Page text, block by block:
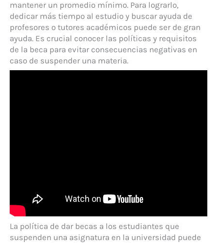
mantener un promedio mínimo. Para lograrlo,
dedicar más tiempo al estudio y buscar ayuda de
profesores o tutores académicos puede ser de gran
ayuda. Es crucial conocer las políticas y requisitos
de la beca para evitar consecuencias negativas en
caso de suspender una materia.
La política de dar becas a los estudiantes que
suspenden una asignatura en la universidad puede